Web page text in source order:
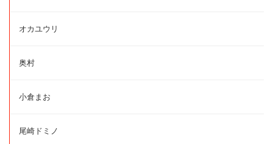
オカユウリ
奥村
小倉まお
尾崎ドミノ